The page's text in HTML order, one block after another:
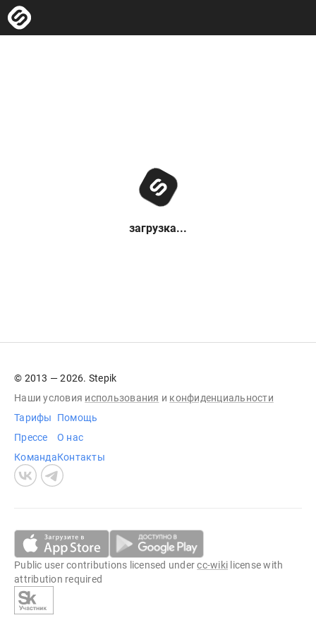
загрузка...
© 2013 — 2026. Stepik
Наши условия использования и конфиденциальности
Тарифы
Прессе
Команда
Помощь
О нас
Контакты
Public user contributions licensed undercc-wiki license with
attribution required